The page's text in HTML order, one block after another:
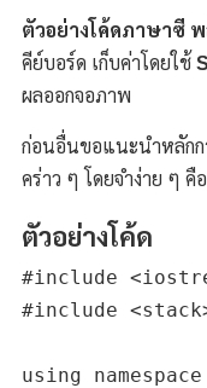
ตัวอย่างโค้ดภาษาซี
คีย์บอร์ด เก็บค่าโดยใช้
ผลออกจอภาพ
ก่อนอื่นขอแนะนำหลักก
คร่าว ๆ โดยจำง่าย ๆ คือ
ตัวอย่างโค้ด
#include
#include
using